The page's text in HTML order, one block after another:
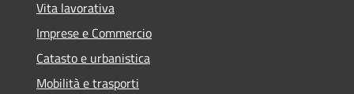
Vita lavorativa
Imprese e Commercio
Catasto e urbanistica
Mobilità e trasporti